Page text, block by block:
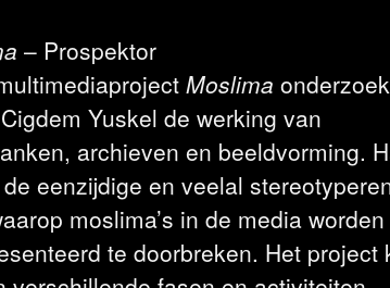
– Prospektor
Moslima
Yuskel de werking van
archieven en beeldvorming.
eenzijdige en veelal
moslima’s in de media worden
te doorbreken. Het project